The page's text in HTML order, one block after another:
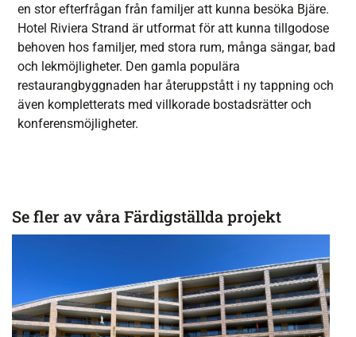
en stor efterfrågan från familjer att kunna besöka Bjäre.
Hotel Riviera Strand är utformat för att kunna tillgodose
behoven hos familjer, med stora rum, många sängar, bad
och lekmöjligheter. Den gamla populära
restaurangbyggnaden har återuppstått i ny tappning och
även kompletterats med villkorade bostadsrätter och
konferensmöjligheter.
Se fler av våra Färdigställda projekt